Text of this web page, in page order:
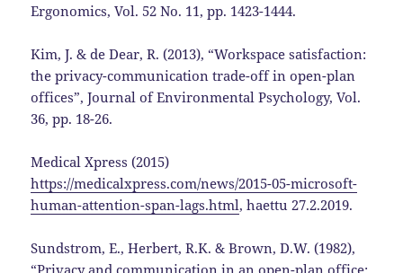
Ergonomics, Vol. 52 No. 11, pp. 1423-1444.
Kim, J. & de Dear, R. (2013), “Workspace satisfaction:
the privacy-communication trade-off in open-plan
offices”, Journal of Environmental Psychology, Vol.
36, pp. 18-26.
Medical Xpress (2015)
https://medicalxpress.com/news/2015-05-microsoft-
human-attention-span-lags.html, haettu 27.2.2019.
Sundstrom, E., Herbert, R.K. & Brown, D.W. (1982),